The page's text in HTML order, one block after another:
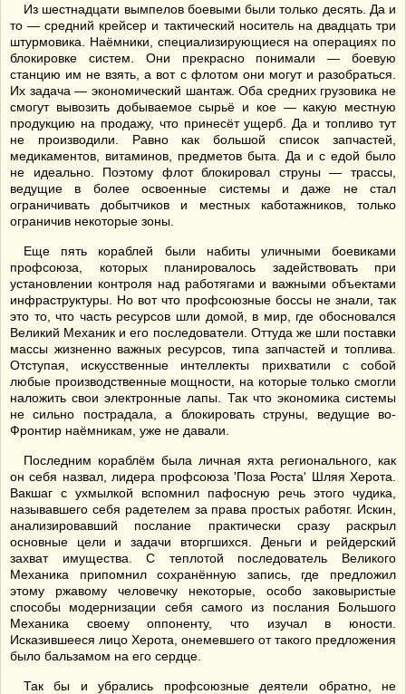
Из шестнадцати вымпелов боевыми были только десять. Да и
то — средний крейсер и тактический носитель на двадцать три
штурмовика. Наёмники, специализирующиеся на операциях по
блокировке систем. Они прекрасно понимали — боевую
станцию им не взять, а вот с флотом они могут и разобраться.
Их задача — экономический шантаж. Оба средних грузовика не
смогут вывозить добываемое сырьё и кое — какую местную
продукцию на продажу, что принесёт ущерб. Да и топливо тут
не производили. Равно как большой список запчастей,
медикаментов, витаминов, предметов быта. Да и с едой было
не идеально. Поэтому флот блокировал струны — трассы,
ведущие в более освоенные системы и даже не стал
ограничивать добытчиков и местных каботажников, только
ограничив некоторые зоны.
Еще пять кораблей были набиты уличными боевиками
профсоюза, которых планировалось задействовать при
установлении контроля над работягами и важными объектами
инфраструктуры. Но вот что профсоюзные боссы не знали, так
это то, что часть ресурсов шли домой, в мир, где обосновался
Великий Механик и его последователи. Оттуда же шли поставки
массы жизненно важных ресурсов, типа запчастей и топлива.
Отступая, искусственные интеллекты прихватили с собой
любые производственные мощности, на которые только смогли
наложить свои электронные лапы. Так что экономика системы
не сильно пострадала, а блокировать струны, ведущие во-
Фронтир наёмникам, уже не давали.
Последним кораблём была личная яхта регионального, как
он себя назвал, лидера профсоюза 'Поза Роста' Шляя Херота.
Вакшаг с ухмылкой вспомнил пафосную речь этого чудика,
называвшего себя радетелем за права простых работяг. Искин,
анализировавший послание практически сразу раскрыл
основные цели и задачи вторгшихся. Деньги и рейдерский
захват имущества. С теплотой последователь Великого
Механика припомнил сохранённую запись, где предложил
этому ржавому человечку некоторые, особо заковыристые
способы модернизации себя самого из послания Большого
Механика своему оппоненту, что изучал в юности.
Исказившееся лицо Херота, онемевшего от такого предложения
было бальзамом на его сердце.
Так бы и убрались профсоюзные деятели обратно, не